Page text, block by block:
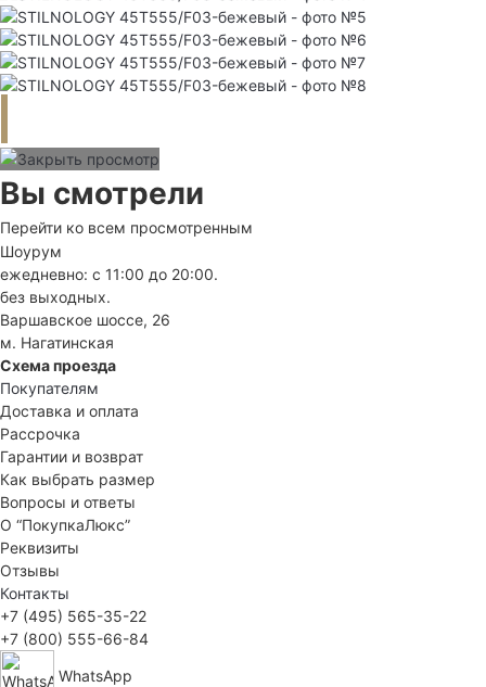
Вы смотрели
Перейти ко всем просмотренным
Шоурум
ежедневно: с 11:00 до 20:00.
без выходных.
Варшавское шоссе, 26
м. Нагатинская
Схема проезда
Покупателям
Доставка и оплата
Рассрочка
Гарантии и возврат
Как выбрать размер
Вопросы и ответы
О “ПокупкаЛюкс”
Реквизиты
Отзывы
Контакты
+7 (495) 565-35-22
+7 (800) 555-66-84
WhatsApp